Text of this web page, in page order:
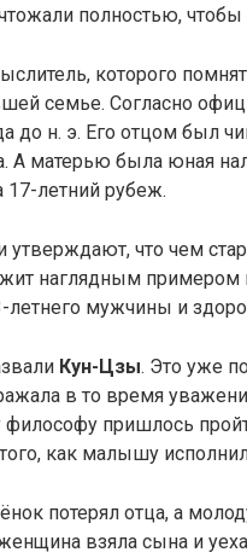
полностью,
которого
семье. Согласно
до н. э. Его отцом был
А матерью была юная
17-летний рубеж.
утверждают, что чем
наглядным примером
летнего мужчины и
Кун-Цзы. Это уже
в то время
философу пришлось
как малышу
потерял отца, а
взяла сына и